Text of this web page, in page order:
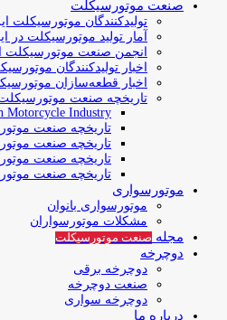
صنعت موتورسیکلت
تولیدکنندگان موتورسیکلت
آمار تولید موتورسیکلت در
انجمن صنعت موتورسیکلت
اخبار تولیدکنندگان
اخبار قطعه‌سازان
تاریخچه صنعت موتورسیکلت
Motorcycle Industry
تاریخچه صنعت
تاریخچه صنعت
تاریخچه صنعت
تاریخچه صنعت
موتورسواری
موتورسواری بانوان
مشکلات موتورسواران
مجله صنعت موتورسیکلت
دوچرخه
دوچرخه برقی
صنعت دوچرخه
دوچرخه سواری
درباره ما